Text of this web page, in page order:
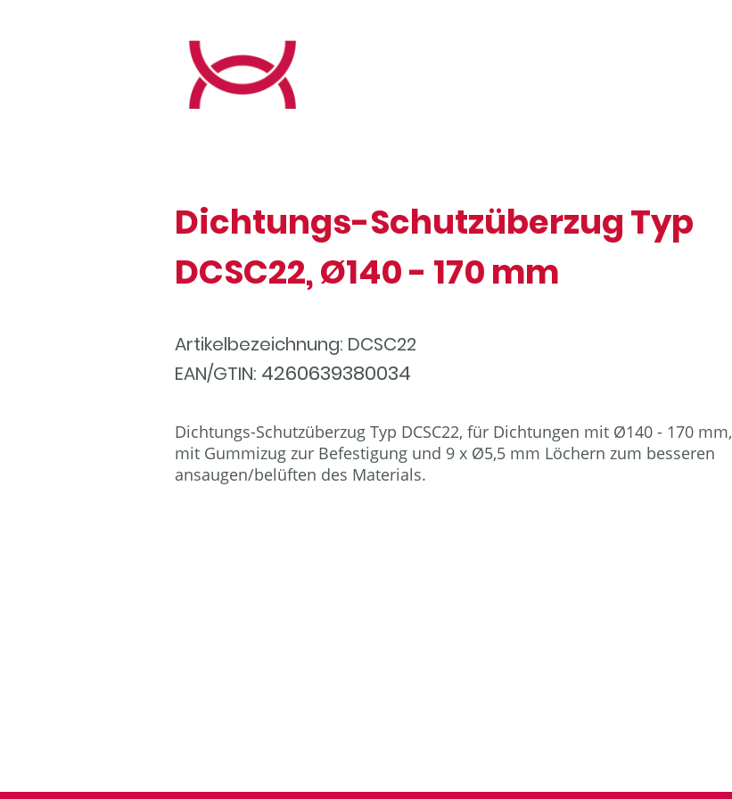
Dichtungs-Schutzüberzug Typ
DCSC22, Ø140 - 170 mm
Artikelbezeichnung: DCSC22
EAN/GTIN: 4260639380034
Dichtungs-Schutzüberzug Typ DCSC22, für Dichtungen mit Ø140 - 170 mm,
mit Gummizug zur Befestigung und 9 x Ø5,5 mm Löchern zum besseren
ansaugen/belüften des Materials.